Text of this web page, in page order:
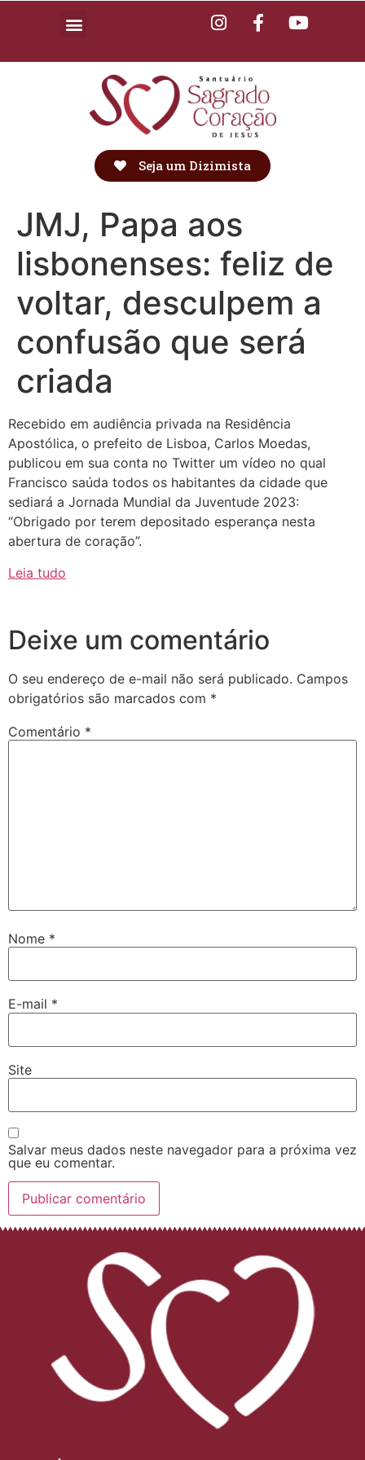
Seja um Dizimista
JMJ, Papa aos
lisbonenses: feliz de
voltar, desculpem a
confusão que será
criada
Recebido em audiência privada na Residência
Apostólica, o prefeito de Lisboa, Carlos Moedas,
publicou em sua conta no Twitter um vídeo no qual
Francisco saúda todos os habitantes da cidade que
sediará a Jornada Mundial da Juventude 2023:
“Obrigado por terem depositado esperança nesta
abertura de coração”.
Leia tudo
Deixe um comentário
O seu endereço de e-mail não será publicado. Campos
obrigatórios são marcados com *
Comentário *
Nome *
E-mail *
Site
Salvar meus dados neste navegador para a próxima vez
que eu comentar.